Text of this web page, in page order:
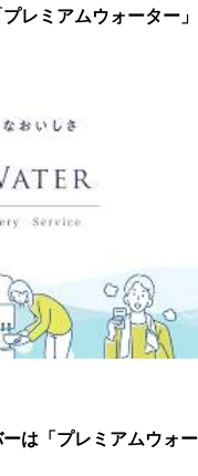
レミアムウォーター」
は「プレミアムウォー